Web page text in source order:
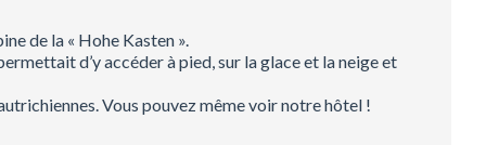
de la « Hohe Kasten ».
d’y accéder à pied, sur la glace et la neige et
Vous pouvez même voir notre hôtel !